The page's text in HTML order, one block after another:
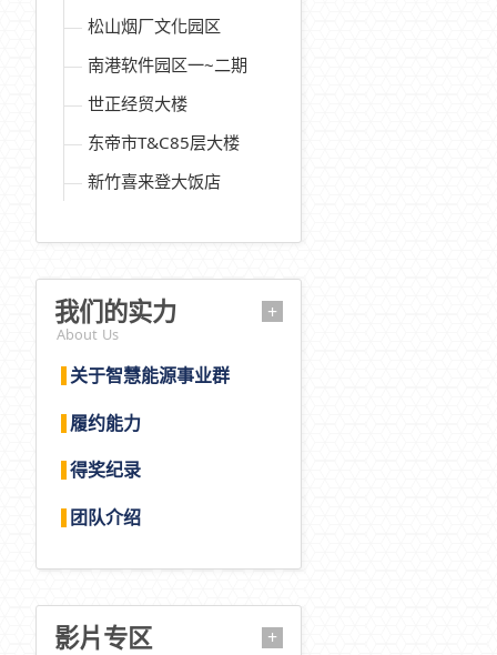
松山烟厂文化园区
南港软件园区一~二期
世正经贸大楼
东帝市T&C85层大楼
新竹喜来登大饭店
我们的实力 +
About Us
关于智慧能源事业群
履约能力
得奖纪录
团队介绍
影片专区 +